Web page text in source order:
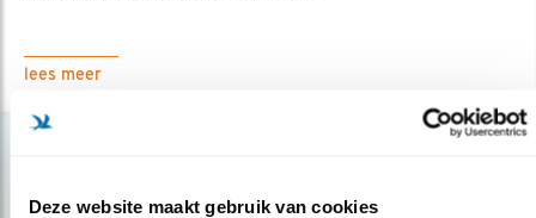
Deze website maakt gebruik van cookies
lees meer